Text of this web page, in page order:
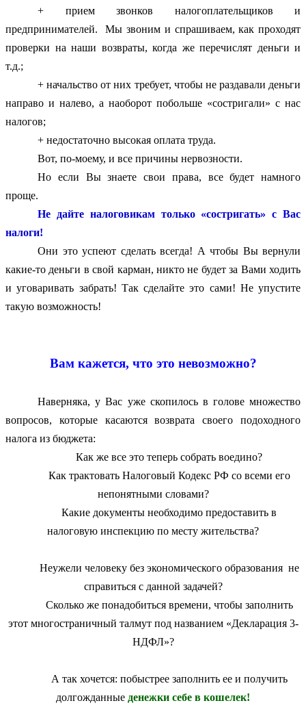
+ прием звонков налогоплательщиков и
предпринимателей.
Мы звоним и спрашиваем, как проходят
проверки на наши возвраты, когда же перечислят деньги и
т.д.;
+ начальство от них требует, чтобы не раздавали деньги
направо и налево, а наоборот побольше «состригали» с нас
налогов;
+ недостаточно высокая оплата труда.
Вот, по-моему, и все причины нервозности.
Но если Вы знаете свои права, все будет намного
проще.
Не дайте налоговикам только «состригать» с Вас
налоги!
Они это успеют сделать всегда! А чтобы Вы вернули
какие-то деньги в свой карман, никто не будет за Вами ходить
и уговаривать забрать! Так сделайте это сами! Не упустите
такую возможность!
Вам кажется, что это невозможно?
Наверняка, у Вас уже скопилось в голове множество
вопросов, которые касаются возврата своего подоходного
налога из бюджета:
Как же все это теперь собрать воедино?
Как трактовать Налоговый Кодекс РФ со всеми его
непонятными словами?
Какие документы необходимо предоставить в
налоговую инспекцию по месту жительства?
Неужели человеку без экономического образования не
справиться с данной задачей?
Сколько же понадобиться времени, чтобы заполнить
этот многостраничный талмут под названием «Декларация 3-
НДФЛ»?
А так хочется: побыстрее заполнить ее и получить
долгожданные денежки себе в кошелек!